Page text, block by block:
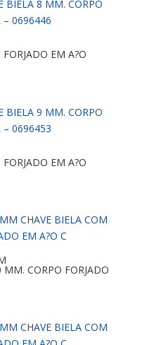
EM A?O
EM A?O
CORPO FORJADO